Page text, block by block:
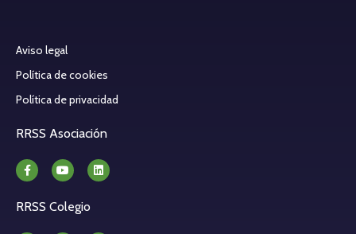
Aviso legal
Política de cookies
Política de privacidad
RRSS Asociación
RRSS Colegio